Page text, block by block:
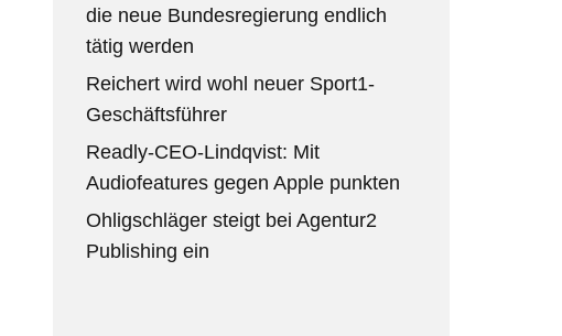
die neue Bundesregierung endlich
tätig werden
Reichert wird wohl neuer Sport1-
Geschäftsführer
Readly-CEO-Lindqvist: Mit
Audiofeatures gegen Apple punkten
Ohligschläger steigt bei Agentur2
Publishing ein